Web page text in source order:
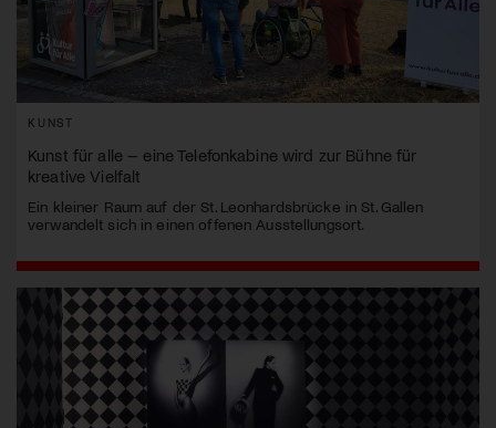
KUNST
Kunst für alle – eine Telefonkabine wird zur Bühne für
kreative Vielfalt
Ein kleiner Raum auf der St. Leonhardsbrücke in St. Gallen
verwandelt sich in einen offenen Ausstellungsort.